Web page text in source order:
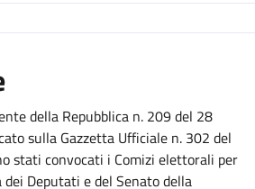
della Repubblica n. 209 del 28
sulla Gazzetta Ufficiale n. 302 del
stati convocati i Comizi elettorali per
dei Deputati e del Senato della